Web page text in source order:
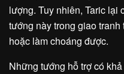
lượng. Tuy nhiên, Taric lại
tướng này trong giao
hoặc làm choáng được.
Những tướng hỗ trợ có